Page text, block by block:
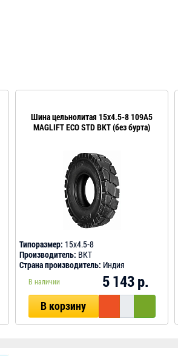
Шина цельнолитая 15x4.5-8 109A5
MAGLIFT ECO STD BKT (без бурта)
Типоразмер: 15x4.5-8
Производитель: BKT
Страна производитель: Индия
В наличии 5 143 р.
В корзину